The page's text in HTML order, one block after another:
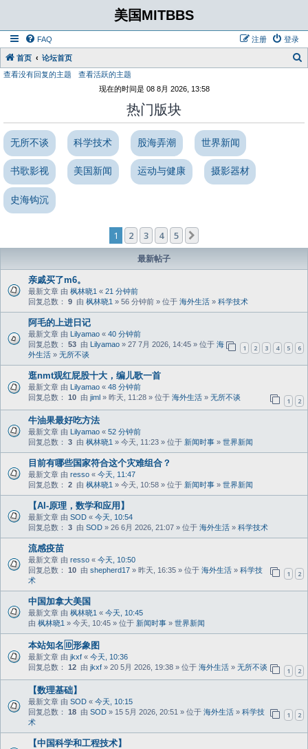
美国MITBBS
FAQ 登录
注册
首页 论坛首页
查看没有回复的主题
查看活跃的主题
现在的时间是 08 8月 2026, 13:58
热门版块
无所不谈 科学技术 股海弄潮 世界新闻
书歌影视 美国新闻 运动与健康 摄影器材
史海钩沉
1 2 3 4 5
最新帖子
亲戚买了m6。
最新文章 由 枫林晓1 « 21 分钟前
回复总数： 9 由 枫林晓1 » 56 分钟前 » 位于 海外生活 » 科学技术
阿毛的上进日记
最新文章 由 Lilyamao « 40 分钟前
回复总数： 53 1 2 3 4 5 6
由 Lilyamao » 27 7月 2026, 14:45 » 位于 海
外生活 » 无所不谈
逛nmt观红屁股十大，编儿歌一首
最新文章 由 Lilyamao « 48 分钟前
回复总数： 10 1 2
由 jiml » 昨天, 11:28 » 位于 海外生活 » 无所不谈
牛油果最好吃方法
最新文章 由 Lilyamao « 52 分钟前
回复总数： 3 由 枫林晓1 » 今天, 11:23 » 位于 新闻时事 » 世界新闻
目前有哪些国家符合这个灾难组合？
最新文章 由 resso « 今天, 11:47
回复总数： 2 由 枫林晓1 » 今天, 10:58 » 位于 新闻时事 » 世界新闻
【AI-原理，数学和应用】
最新文章 由 SOD « 今天, 10:54
回复总数： 3 由 SOD » 26 6月 2026, 21:07 » 位于 海外生活 » 科学技术
流感疫苗
最新文章 由 resso « 今天, 10:50
回复总数： 10 1 2
由 shepherd17 » 昨天, 16:35 » 位于 海外生活 » 科学技
术
中国加拿大美国
最新文章 由 枫林晓1 « 今天, 10:45
由 枫林晓1 » 今天, 10:45 » 位于 新闻时事 » 世界新闻
本站知名🆔形象图
最新文章 由 jkxf « 今天, 10:36
回复总数： 12 1 2
由 jkxf » 20 5月 2026, 19:38 » 位于 海外生活 » 无所不谈
【数理基础】
最新文章 由 SOD « 今天, 10:15
回复总数： 18 1 2
由 SOD » 15 5月 2026, 20:51 » 位于 海外生活 » 科学技
术
【中国科学和工程技术】